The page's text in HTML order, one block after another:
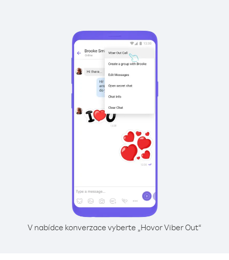
V nabídce konverzace vyberte „Hovor Viber Out“